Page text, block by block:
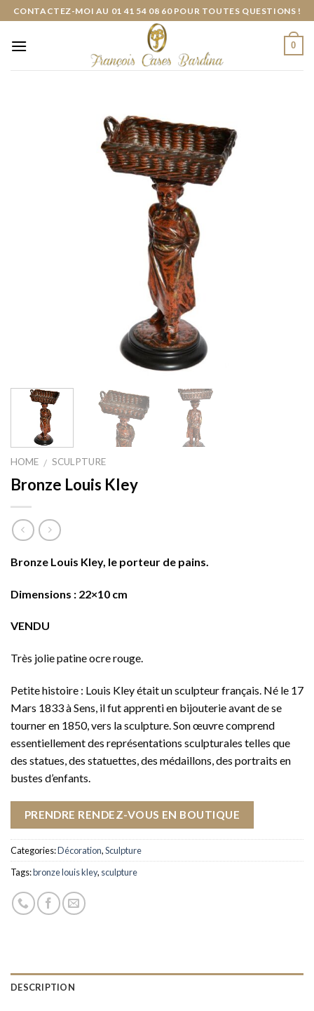
Skip
content
CONTACTEZ-MOI AU 01 41 54 08 60 POUR TOUTES QUESTIONS !
0
HOME / SCULPTURE
Bronze Louis Kley
Bronze Louis Kley, le porteur de pains.
Dimensions : 22×10 cm
VENDU
Très jolie patine ocre rouge.
Petite histoire : Louis Kley était un sculpteur français. Né le 17
Mars 1833 à Sens, il fut apprenti en bijouterie avant de se
tourner en 1850, vers la sculpture. Son œuvre comprend
essentiellement des représentations sculpturales telles que
des statues, des statuettes, des médaillons, des portraits en
bustes d’enfants.
PRENDRE RENDEZ-VOUS EN BOUTIQUE
Categories:Décoration,Sculpture
Tags:bronze louis kley, sculpture
DESCRIPTION